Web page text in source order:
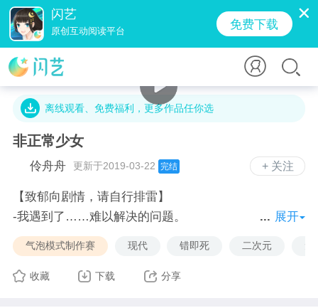
闪艺
原创互动阅读平台 免费下载
2.2万字 · 11.8万人气 · 21.6M · 3.8万贡献值
离线观看、免费福利，更多作品任你选
非正常少女
+ 关注
伶舟舟 更新于2019-03-22 完结
【致郁向剧情，请自行排雷】
-我遇到了……难以解决的问题。
-什么样的问题？
-……你能帮帮我吗？
-恐怕，我也做不到。
展开
气泡模式制作赛 现代 错即死 二次元
收藏 下载 分享